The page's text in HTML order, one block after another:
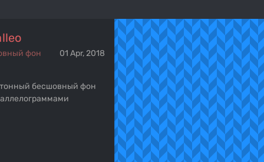
01 Apr, 2018
фон
бесшовный фон